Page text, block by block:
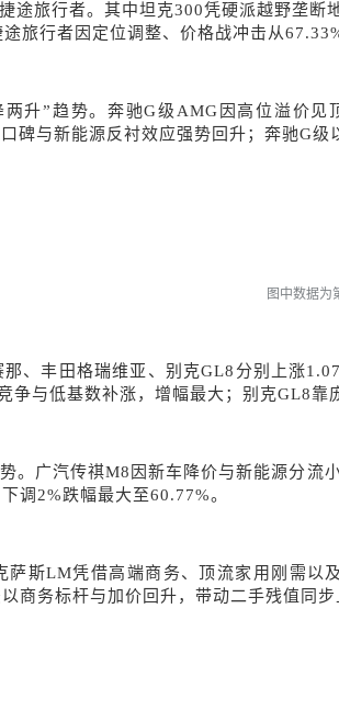
途旅行者。其中坦克300凭硬派越野垄
旅行者因定位调整、价格战冲击从
升”趋势。奔驰G级AMG因高位溢价
与新能源反衬效应强势回升；奔驰G级
图中数据为
那、丰田格瑞维亚、别克GL8分别上涨
与低基数补涨，增幅最大；别克GL8靠
。广汽传祺M8因新车降价与新能源分
调2%跌幅最大至60.77%。
斯LM凭借高端商务、顶流家用刚需
商务标杆与加价回升，带动二手残值同